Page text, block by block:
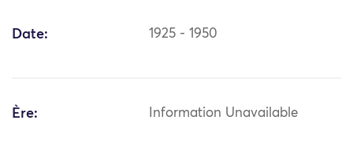
Date: 1925 - 1950
Ère: Information Unavailable